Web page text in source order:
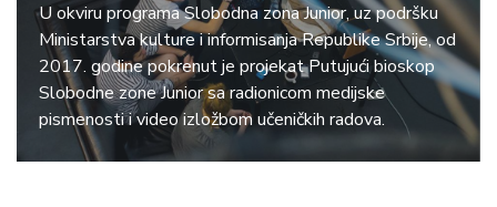
U okviru programa Slobodna zona Junior, uz podršku
Ministarstva kulture i informisanja Republike Srbije, od
2017. godine pokrenut je projekat Putujući bioskop
Slobodne zone Junior sa radionicom medijske
pismenosti i video izložbom učeničkih radova.